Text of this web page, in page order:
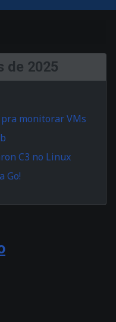
de 2025
monitorar VMs
C3 no Linux
Go!